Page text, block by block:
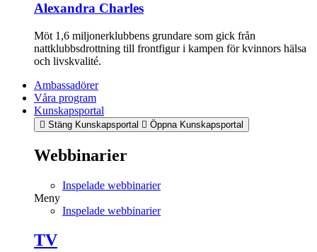
Alexandra Charles
Möt 1,6 miljonerklubbens grundare som gick från
nattklubbsdrottning till frontfigur i kampen för kvinnors hälsa
och livskvalité.
Ambassadörer
Våra program
Kunskapsportal
Stäng Kunskapsportal Öppna Kunskapsportal
Webbinarier
Inspelade webbinarier
Meny
Inspelade webbinarier
TV